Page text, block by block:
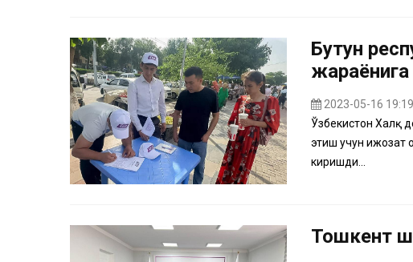
Бутун
2023-05-16
Ўзбекистон Халқ
этиш учун ижозат
киришди...
Тошкент